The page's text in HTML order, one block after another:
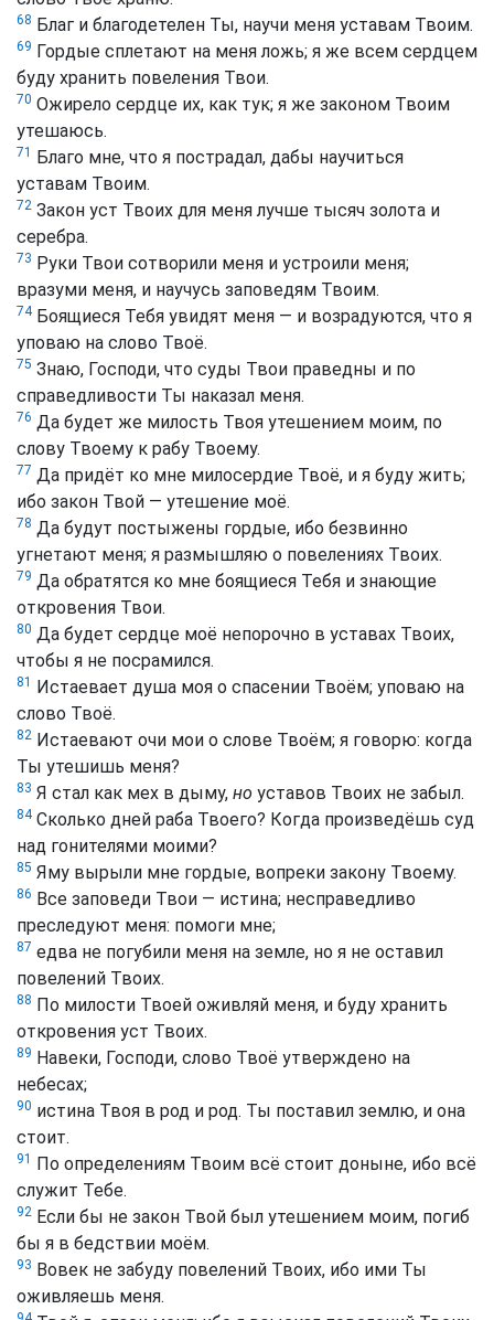
68 Благ и благодетелен Ты, научи меня уставам Твоим.
69 Гордые сплетают на меня ложь; я же всем сердцем
буду хранить повеления Твои.
70 Ожирело сердце их, как тук; я же законом Твоим
утешаюсь.
71 Благо мне, что я пострадал, дабы научиться
уставам Твоим.
72 Закон уст Твоих для меня лучше тысяч золота и
серебра.
73 Руки Твои сотворили меня и устроили меня;
вразуми меня, и научусь заповедям Твоим.
74Боящиеся Тебя увидят меня — и возрадуются, что я
уповаю на слово Твоё.
75 Знаю, Господи, что суды Твои праведны и по
справедливости Ты наказал меня.
76 Да будет же милость Твоя утешением моим, по
слову Твоему к рабу Твоему.
77 Да придёт ко мне милосердие Твоё, и я буду жить;
ибо закон Твой — утешение моё.
78 Да будут постыжены гордые, ибо безвинно
угнетают меня; я размышляю о повелениях Твоих.
79 Да обратятся ко мне боящиеся Тебя и знающие
откровения Твои.
80 Да будет сердце моё непорочно в уставах Твоих,
чтобы я не посрамился.
81 Истаевает душа моя о спасении Твоём; уповаю на
слово Твоё.
82 Истаевают очи мои о слове Твоём; я говорю: когда
Ты утешишь меня?
83 Я стал как мех в дыму, но уставов Твоих не забыл.
84Сколько дней раба Твоего? Когда произведёшь суд
над гонителями моими?
85 Яму вырыли мне гордые, вопреки закону Твоему.
86 Все заповеди Твои — истина; несправедливо
преследуют меня: помоги мне;
87 едва не погубили меня на земле, но я не оставил
повелений Твоих.
88 По милости Твоей оживляй меня, и буду хранить
откровения уст Твоих.
89 Навеки, Господи, слово Твоё утверждено на
небесах;
90 истина Твоя в род и род. Ты поставил землю, и она
стоит.
91 По определениям Твоим всё стоит доныне, ибо всё
служит Тебе.
92 Если бы не закон Твой был утешением моим, погиб
бы я в бедствии моём.
93 Вовек не забуду повелений Твоих, ибо ими Ты
оживляешь меня.